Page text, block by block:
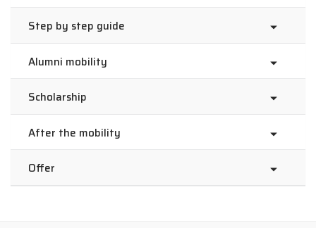
Step by step guide
Alumni mobility
Scholarship
After the mobility
Offer